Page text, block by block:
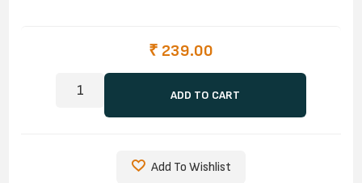
₹ 239.00
ADD TO CART
Add To Wishlist